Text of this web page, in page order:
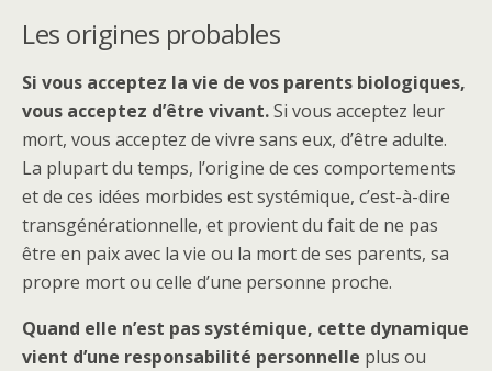
Les origines probables
Si vous acceptez la vie de vos parents biologiques,
vous acceptez d’être vivant.Si vous acceptez leur
mort, vous acceptez de vivre sans eux, d’être adulte.
La plupart du temps, l’origine de ces comportements
et de ces idées morbides est systémique, c’est-à-dire
transgénérationnelle, et provient du fait de ne pas
être en paix avec la vie ou la mort de ses parents, sa
propre mort ou celle d’une personne proche.
Quand elle n’est pas systémique, cette dynamique
vient d’une responsabilité personnelle plus ou